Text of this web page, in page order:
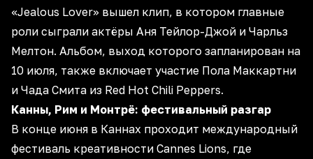
«Jealous Lover» вышел клип, в котором главные
роли сыграли актёры Аня Тейлор-Джой и Чарльз
Мелтон. Альбом, выход которого запланирован на
10 июля, также включает участие Пола Маккартни
и Чада Смита из Red Hot Chili Peppers.
Канны, Рим и Монтрё: фестивальный разгар
В конце июня в Каннах проходит международный
фестиваль креативности Cannes Lions, где